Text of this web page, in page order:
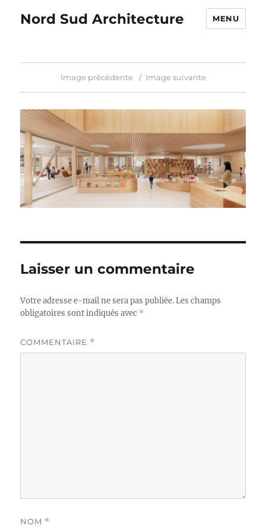
Nord Sud Architecture MENU
Image précédente Image suivante
Laisser un commentaire
Votre adresse e-mail ne sera pas publiée. Les champs
obligatoires sont indiqués avec *
COMMENTAIRE *
NOM *